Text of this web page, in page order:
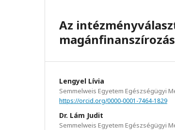
Az
Lengyel Lívia
Semmelweis Egyetem Egészségügyi
https://orcid.org/0000-0001-7464-1829
Dr. Lám Judit
Semmelweis Egyetem Egészségügyi